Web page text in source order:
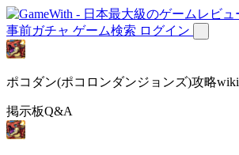
事前ガチャ ゲーム検索 ログイン
ポコダン(ポコロンダンジョンズ)攻略wiki
掲示板Q&A